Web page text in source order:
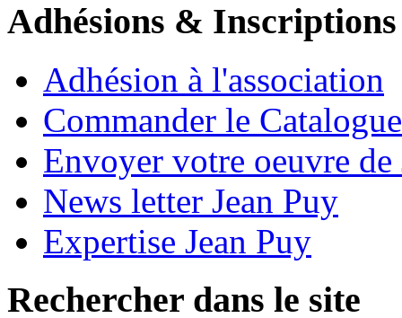
Adhésions & Inscriptions
Adhésion à l'association
Commander le
Envoyer votre oeuvre de
News letter Jean Puy
Expertise Jean Puy
Rechercher dans le site